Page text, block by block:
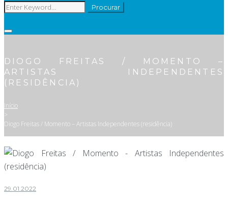
Search
Procurar
DIOGO FREITAS / MOMENTO –
ARTISTAS INDEPENDENTES
(RESIDÊNCIA)
Início
>
Diogo Freitas / Momento – Artistas Independentes (residência)
29.01.2022